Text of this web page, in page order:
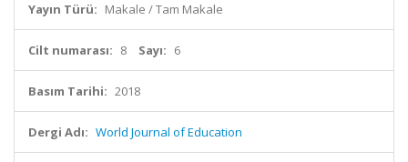
Yayın Türü: Makale / Tam Makale
Cilt numarası: 8 Sayı: 6
Basım Tarihi: 2018
Dergi Adı: World Journal of Education